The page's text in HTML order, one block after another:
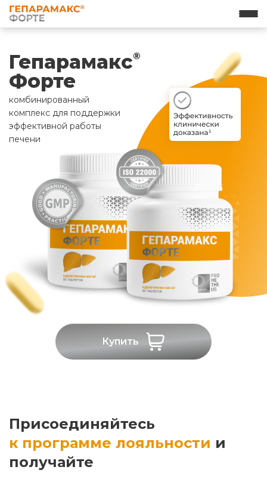
Гепарамакс®
Форте
комбинированный
комплекс для поддержки
эффективной работы
печени
Купить
Присоединяйтесь
к программе лояльности и
получайте